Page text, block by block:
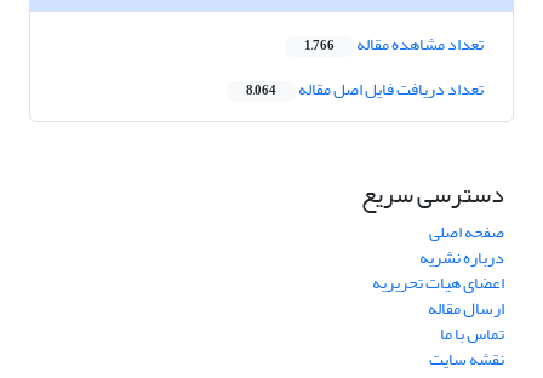
تعداد مشاهده مقاله 1,766
تعداد دریافت فایل اصل مقاله 8,064
دسترسی سریع
صفحه اصلی
درباره نشریه
اعضای هیات تحریریه
ارسال مقاله
تماس با ما
نقشه سایت